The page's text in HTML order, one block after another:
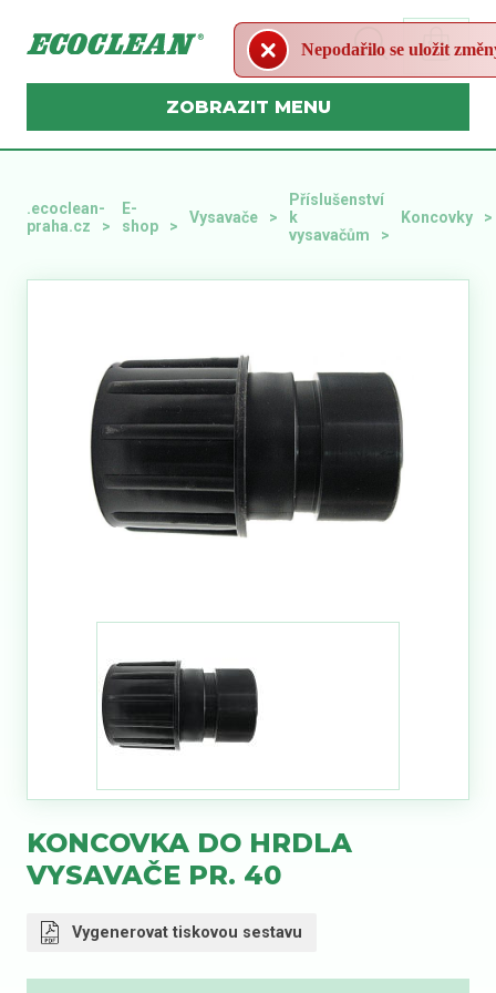
MENU
.ecoclean-
praha.cz
E-
shop
Vysavače
Příslušenství
k
vysavačům
Koncovky
KONCOVKA DO HRDLA
VYSAVAČE PR. 40
Vygenerovat tiskovou sestavu
Nepodařilo se uložit